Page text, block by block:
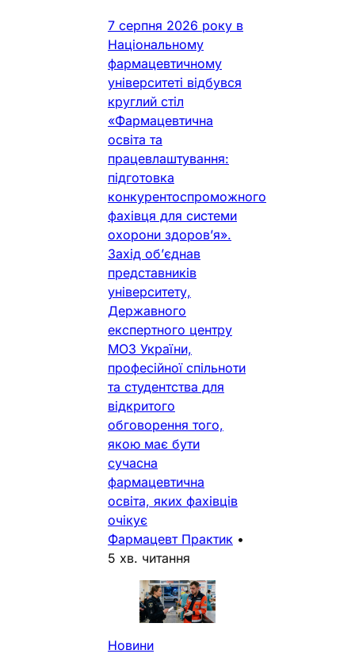
7 серпня 2026 року в
Національному
фармацевтичному
університеті відбувся
круглий стіл
«Фармацевтична
освіта та
працевлаштування:
підготовка
конкурентоспроможного
фахівця для системи
охорони здоров’я».
Захід об’єднав
представників
університету,
Державного
експертного центру
МОЗ України,
професійної спільноти
та студентства для
відкритого
обговорення того,
якою має бути
сучасна
фармацевтична
освіта, яких фахівців
очікує
Фармацевт Практик •
5 хв. читання
Новини